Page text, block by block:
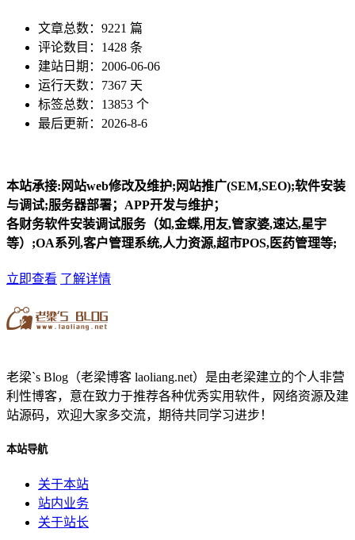
文章总数：9221 篇
评论数目：1428 条
建站日期：2006-06-06
运行天数：7367 天
标签总数：13853 个
最后更新：2026-8-6
本站承接:网站web修改及维护;网站推广(SEM,SEO);软件安装
与调试;服务器部署；APP开发与维护；
各财务软件安装调试服务（如,金蝶,用友,管家婆,速达,星宇
等）;OA系列,客户管理系统,人力资源,超市POS,医药管理等;
立即查看 了解详情
老梁`s Blog（老梁博客 laoliang.net）是由老梁建立的个人非营
利性博客，意在致力于推荐各种优秀实用软件，网络资源及建
站源码，欢迎大家多交流，期待共同学习进步！
本站导航
关于本站
站内业务
关于站长